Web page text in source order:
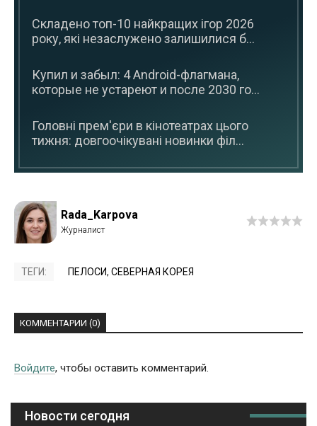
Складено топ-10 найкращих ігор 2026
року, які незаслужено залишилися б...
Купил и забыл: 4 Android-флагмана,
которые не устареют и после 2030 го...
Головні прем'єри в кінотеатрах цього
тижня: довгоочікувані новинки філ...
Rada_Karpova
ТЕГИ: ПЕЛОСИ, СЕВЕРНАЯ КОРЕЯ
КОММЕНТАРИИ (0)
Войдите, чтобы оставить комментарий.
Новости сегодня